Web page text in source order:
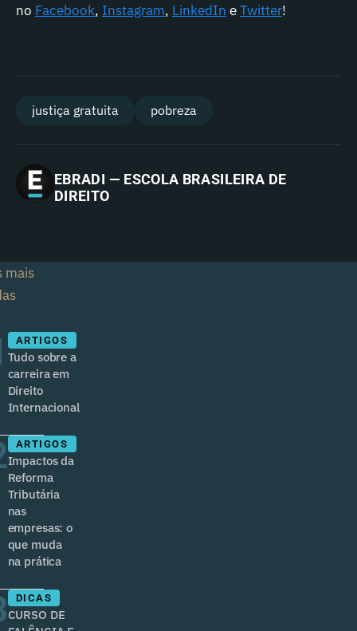
no Facebook, Instagram, LinkedIn eTwitter!
justiça gratuita pobreza
EBRADI — ESCOLA BRASILEIRA DE
DIREITO
mais
ARTIGOS
Tudo sobre a
carreira em
Direito
Internacional
ARTIGOS
Impactos da
Reforma
Tributária
nas
empresas: o
que muda
na prática
DICAS
CURSO DE